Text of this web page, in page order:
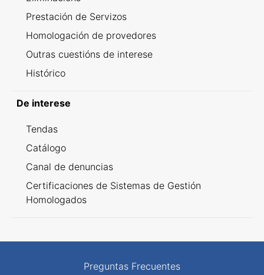
Prestación de Servizos
Homologación de provedores
Outras cuestións de interese
Histórico
De interese
Tendas
Catálogo
Canal de denuncias
Certificaciones de Sistemas de Gestión
Homologados
Preguntas Frecuentes